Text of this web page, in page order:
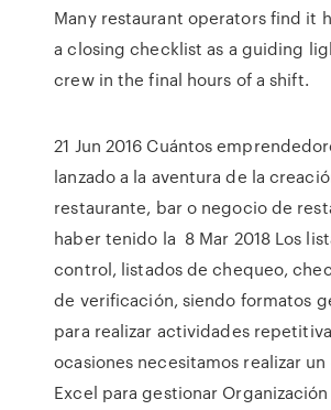
Many restaurant operators find it
a closing checklist as a guiding
crew in the final hours of a shift.
21 Jun 2016 Cuántos
lanzado a la aventura de la
restaurante, bar o negocio de
haber tenido la 8 Mar 2018 Los
control, listados de chequeo,
de verificación, siendo formatos
para realizar actividades
ocasiones necesitamos realizar
Excel para gestionar